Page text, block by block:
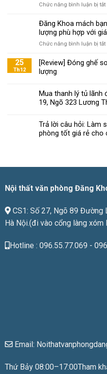
Chức năng bình luận bị tắtở
Đăng Khoa mách
lượng phù hợp với
Chức năng bình luận bị tắtở
25
Th12
[Review] Đóng ghế
lượng
Mua thanh lý tủ
19, Ngõ 323 Lương
Trả lời câu hỏi: Làm
phòng tốt giá rẻ cho
Nội thất văn phòng Đăng
CS1: Số 27, Ngõ 89 Đường
Hà Nội.(đi vào cổng làng
Hotline : 096.55.77.069 -
Email:
Thứ Bảy 08:00–17:00Tham